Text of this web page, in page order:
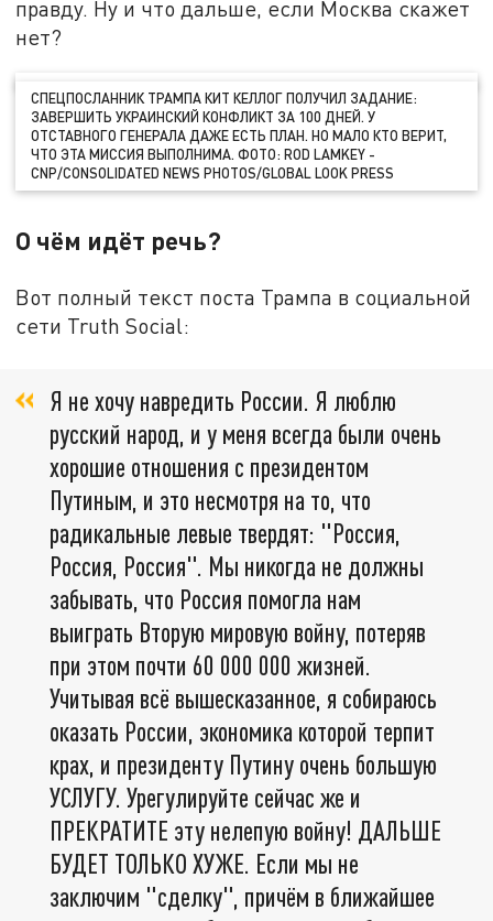
правду. Ну и что дальше, если Москва скажет
нет?
CПЕЦПОСЛАННИК ТРАМПА КИТ КЕЛЛОГ ПОЛУЧИЛ ЗАДАНИЕ:
ЗАВЕРШИТЬ УКРАИНСКИЙ КОНФЛИКТ ЗА 100 ДНЕЙ. У
ОТСТАВНОГО ГЕНЕРАЛА ДАЖЕ ЕСТЬ ПЛАН. НО МАЛО КТО ВЕРИТ,
ЧТО ЭТА МИССИЯ ВЫПОЛНИМА. ФОТО: ROD LAMKEY -
CNP/CONSOLIDATED NEWS PHOTOS/GLOBAL LOOK PRESS
О чём идёт речь?
Вот полный текст поста Трампа в социальной
сети Truth Social:
Я не хочу навредить России. Я люблю
русский народ, и у меня всегда были очень
хорошие отношения с президентом
Путиным, и это несмотря на то, что
радикальные левые твердят: "Россия,
Россия, Россия". Мы никогда не должны
забывать, что Россия помогла нам
выиграть Вторую мировую войну, потеряв
при этом почти 60 000 000 жизней.
Учитывая всё вышесказанное, я собираюсь
оказать России, экономика которой терпит
крах, и президенту Путину очень большую
УСЛУГУ. Урегулируйте сейчас же и
ПРЕКРАТИТЕ эту нелепую войну! ДАЛЬШЕ
БУДЕТ ТОЛЬКО ХУЖЕ. Если мы не
заключим "сделку", причём в ближайшее